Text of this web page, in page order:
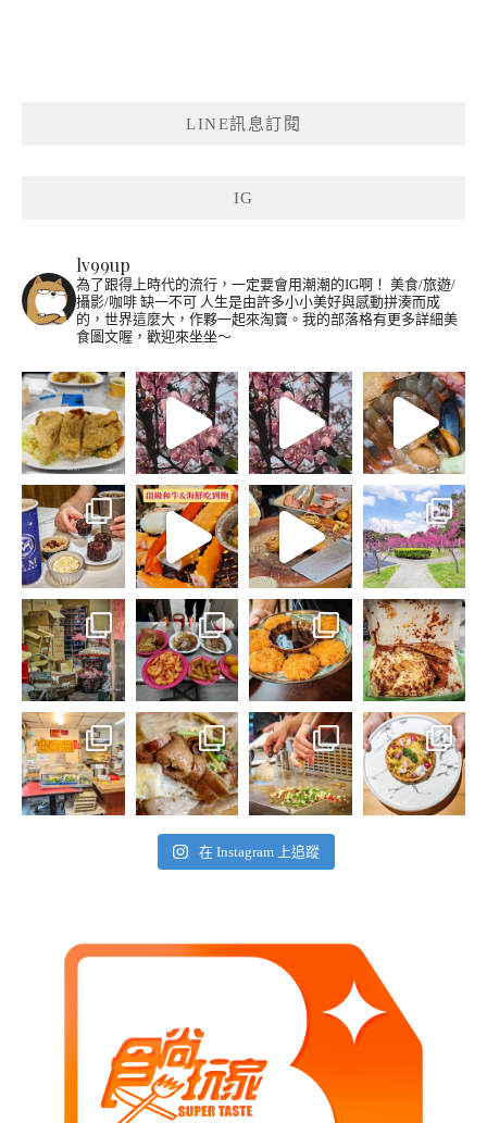
LINE訊息訂閱
IG
lv99up
為了跟得上時代的流行，一定要會用潮潮的IG啊！ 美食/旅遊/
攝影/咖啡 缺一不可 人生是由許多小小美好與感動拼湊而成
的，世界這麼大，作夥一起來淘寶。我的部落格有更多詳細美
食圖文喔，歡迎來坐坐～
在 Instagram 上追蹤